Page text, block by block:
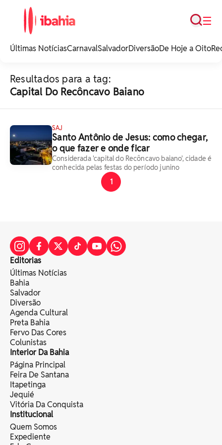
noticias e
☰
Busca
Últimas NotíciasCarnavalSalvadorDiversãoDe Hoje a Oito
Resultados para a tag:
Capital Do Recôncavo Baiano
SAJ
Santo Antônio de Jesus: como chegar,
o que fazer e onde ficar
Considerada 'capital do Recôncavo baiano', cidade é
conhecida pelas festas do período junino
1
Editorias
Últimas Notícias
Bahia
Salvador
Diversão
Agenda Cultural
Preta Bahia
Fervo Das Cores
Colunistas
Interior Da Bahia
Página Principal
Feira De Santana
Itapetinga
Jequié
Vitória Da Conquista
Institucional
Quem Somos
Expediente